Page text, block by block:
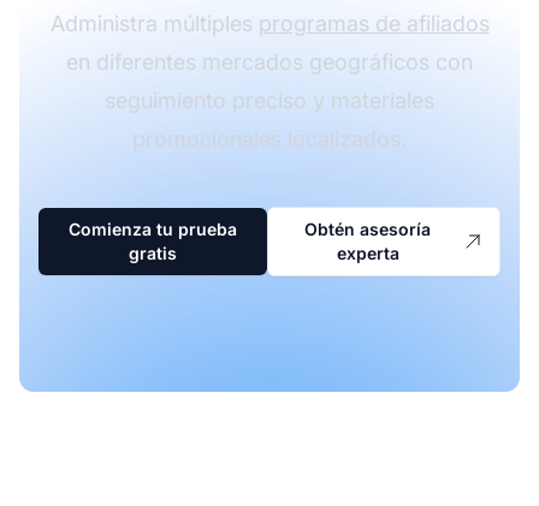
Administra múltiples programas de afiliados
en diferentes mercados geográficos con
seguimiento preciso y materiales
promocionales localizados.
Comienza tu prueba
gratis
Obtén asesoría
experta